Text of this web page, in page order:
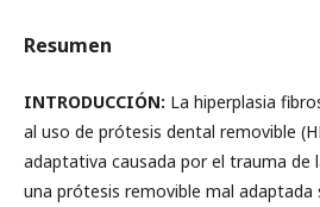
Resumen
INTRODUCCIÓN: La hiperplasia
al uso de prótesis dental removible
adaptativa causada por el trauma de
una prótesis removible mal adaptada